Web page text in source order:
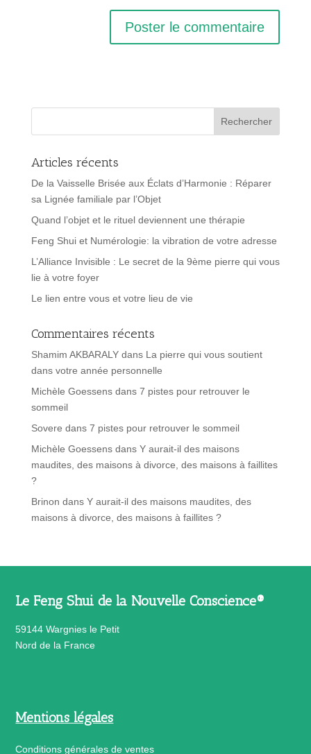
Articles récents
De la Vaisselle Brisée aux Éclats d’Harmonie : Réparer
sa Lignée familiale par l’Objet
Quand l’objet et le rituel deviennent une thérapie
Feng Shui et Numérologie: la vibration de votre adresse
L’Alliance Invisible : Le secret de la 9ème pierre qui vous
lie à votre foyer
Le lien entre vous et votre lieu de vie
Commentaires récents
Shamim AKBARALYdans La pierre qui vous soutient
dans votre année personnelle
Michèle Goessensdans 7 pistes pour retrouver le
sommeil
Sovere dans 7 pistes pour retrouver le sommeil
Michèle Goessensdans Y aurait-il des maisons
maudites, des maisons à divorce, des maisons à faillites
?
Brinon dans Y aurait-il des maisons maudites, des
maisons à divorce, des maisons à faillites ?
Le Feng Shui de la Nouvelle Conscience®
59144 Wargnies le Petit
Nord de la France
Mentions légales
Conditions générales de ventes